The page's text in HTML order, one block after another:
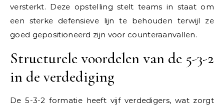
versterkt. Deze opstelling stelt teams in staat om
een sterke defensieve lijn te behouden terwijl ze
goed gepositioneerd zijn voor counteraanvallen.
Structurele voordelen van de 5-3-2
in de verdediging
De 5-3-2 formatie heeft vijf verdedigers, wat zorgt